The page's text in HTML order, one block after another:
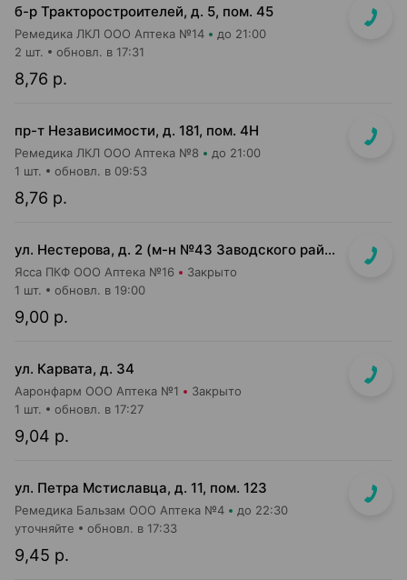
б-р Тракторостроителей, д. 5, пом. 45
Ремедика ЛКЛ ООО Аптека №14 до 21:00
8,76 р.
2 шт. обновл. в 17:31
пр-т Независимости, д. 181, пом. 4Н
Ремедика ЛКЛ ООО Аптека №8 до 21:00
8,76 р.
1 шт. обновл. в 09:53
ул. Нестерова, д. 2 (м-н №43 Заводского райпищеторга)
Ясса ПКФ ООО Аптека №16 Закрыто
9,00 р.
1 шт. обновл. в 19:00
ул. Карвата, д. 34
Ааронфарм ООО Аптека №1 Закрыто
9,04 р.
1 шт. обновл. в 17:27
ул. Петра Мстиславца, д. 11, пом. 123
Ремедика Бальзам ООО Аптека №4 до 22:30
9,45 р.
уточняйте обновл. в 17:33